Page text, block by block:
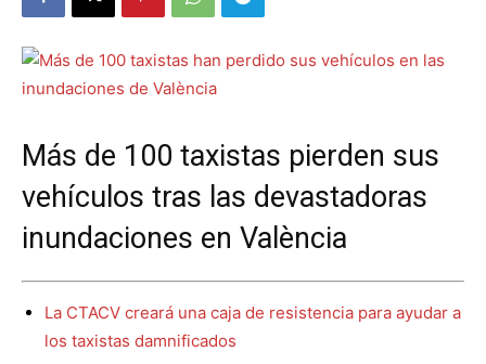
Más de 100 taxistas pierden sus
vehículos tras las devastadoras
inundaciones en València
La CTACV creará una caja de resistencia para ayudar a
los taxistas damnificados